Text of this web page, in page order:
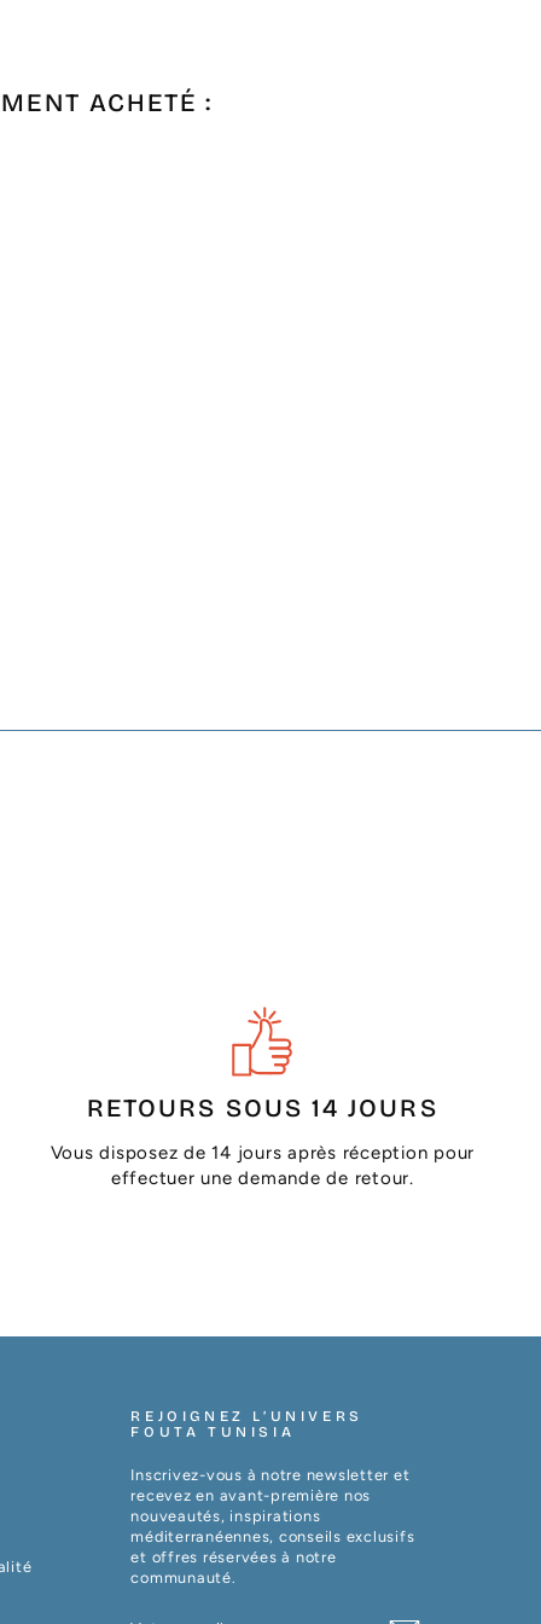
ACHETÉ :
RETOURS SOUS 14 JOURS
Vous disposez de 14 jours après réception pour
effectuer une demande de retour.
REJOIGNEZ L’UNIVERS
FOUTA TUNISIA
Inscrivez-vous à notre newsletter et
recevez en avant-première nos
nouveautés, inspirations
méditerranéennes, conseils exclusifs
et offres réservées à notre
communauté.